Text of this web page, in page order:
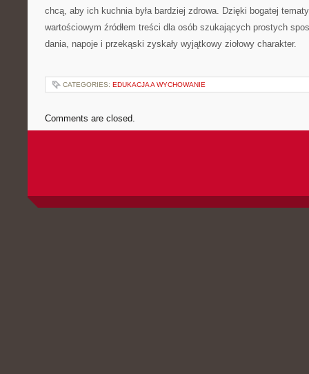
chcą, aby ich kuchnia była bardziej zdrowa. Dzięki bogatej
wartościowym źródłem treści dla osób szukających prostych
dania, napoje i przekąski zyskały wyjątkowy ziołowy charakter.
CATEGORIES: EDUKACJA A WYCHOWANIE
Comments are closed.